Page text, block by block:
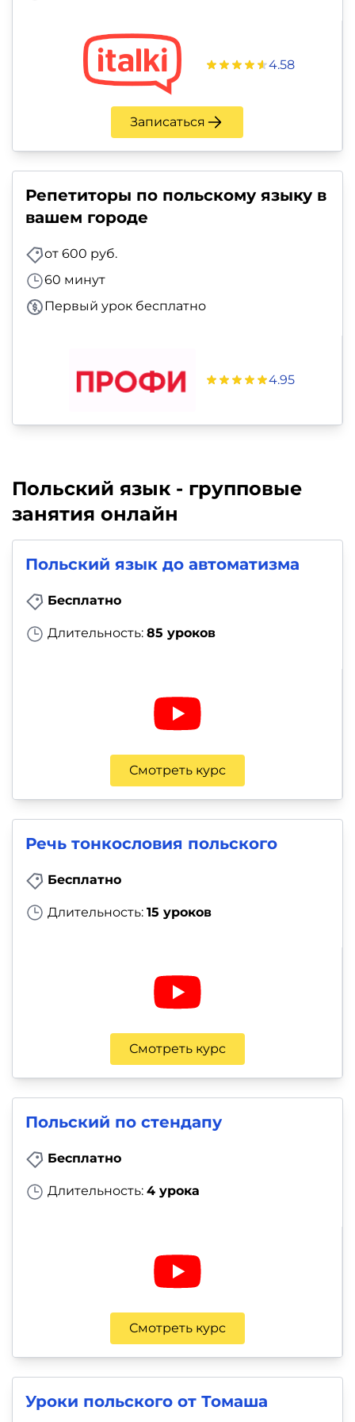
4.58
Записаться
Репетиторы по польскому языку в
вашем городе
от 600 руб.
60 минут
Первый урок бесплатно
4.95
Польский язык - групповые
занятия онлайн
Польский язык до автоматизма
Бесплатно
Длительность: 85 уроков
Смотреть курс
Речь тонкословия польского
Бесплатно
Длительность: 15 уроков
Смотреть курс
Польский по стендапу
Бесплатно
Длительность: 4 урока
Смотреть курс
Уроки польского от Томаша
и
саморазвитие
Прочее
Репетиторы
Тесты
профориентацию